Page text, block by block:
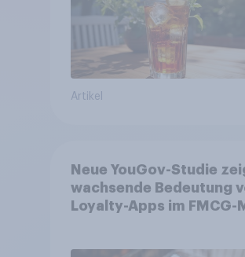
Artikel
Neue YouGov-Studie
wachsende Bedeutung
Loyalty-Apps im FMCG-